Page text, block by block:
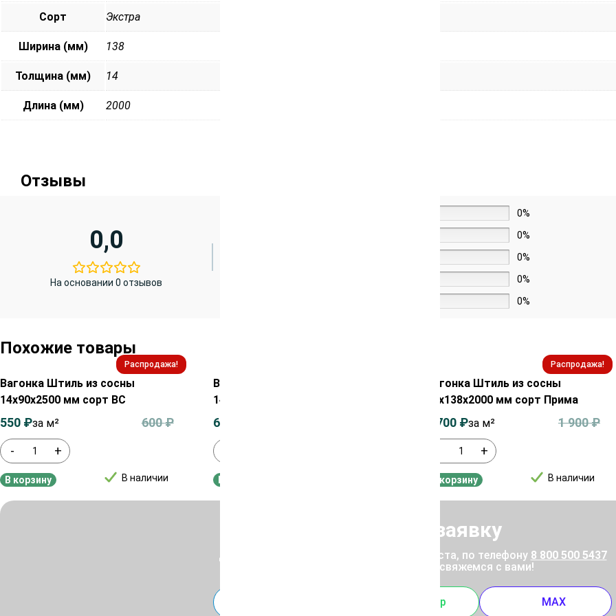
Сорт Экстра
Ширина (мм) 138
Толщина (мм) 14
Длина (мм) 2000
Отзывы
0,0
На основании 0 отзывов
0%
0%
0%
0%
0%
Похожие товары
Распродажа!
Вагонка Штиль из сосны
14х90х2500 мм сорт ВС
- +
В наличии
600₽
550 ₽за м²
В корзину
Вагонка Штиль из сосны
14х110х2500 мм сорт ВС
650
Распродажа!
Вагонка Штиль из сосны
14х138х2000 мм сорт Прима
+
В наличии
1 900₽
1 700 ₽за м²
В корзину
Отправить заявку
Для уточнения цены позвоните, пожалуйста, по телефону 8 800 500 5437
или отправьте заявку, и мы свяжемся с вами!
Whatsapp MAX